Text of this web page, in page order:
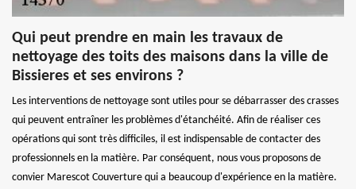
Qui peut prendre en main les travaux de
nettoyage des toits des maisons dans la ville de
Bissieres et ses environs ?
Les interventions de nettoyage sont utiles pour se débarrasser des crasses
qui peuvent entraîner les problèmes d'étanchéité. Afin de réaliser ces
opérations qui sont très difficiles, il est indispensable de contacter des
professionnels en la matière. Par conséquent, nous vous proposons de
convier Marescot Couverture qui a beaucoup d'expérience en la matière.